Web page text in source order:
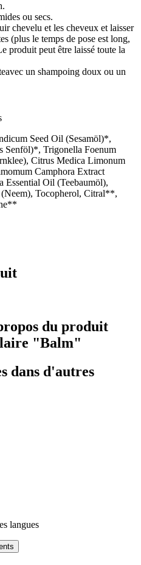
ou secs.
chevelu et les cheveux et laisser
(plus le temps de pose est long,
produit peut être laissé toute la
un shampoing doux ou un
Seed Oil (Sesamöl)*,
Senföl)*, Trigonella Foenum
Citrus Medica Limonum
Camphora Extract
Oil (Teebaumöl),
Tocopherol, Citral**,
du produit
"Balm"
dans d'autres
langues